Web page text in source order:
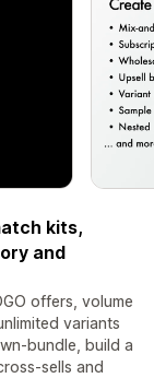
kits,
and
offers, volume
variants
bundle, build a
sells and